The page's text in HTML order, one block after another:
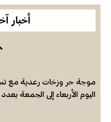
أخبار
موجة حر وزخات رعدية مع
اليوم الأربعاء إلى الجمعة